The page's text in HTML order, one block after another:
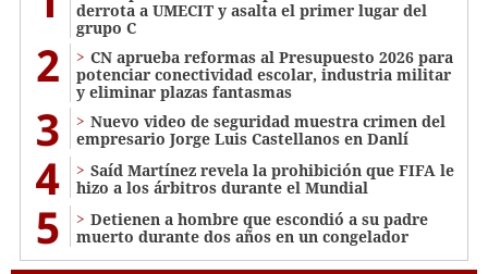
derrota a UMECIT y asalta el primer lugar del
grupo C
2
CN aprueba reformas al Presupuesto 2026 para
potenciar conectividad escolar, industria militar
y eliminar plazas fantasmas
3
Nuevo video de seguridad muestra crimen del
empresario Jorge Luis Castellanos en Danlí
4
Saíd Martínez revela la prohibición que FIFA le
hizo a los árbitros durante el Mundial
5
Detienen a hombre que escondió a su padre
muerto durante dos años en un congelador